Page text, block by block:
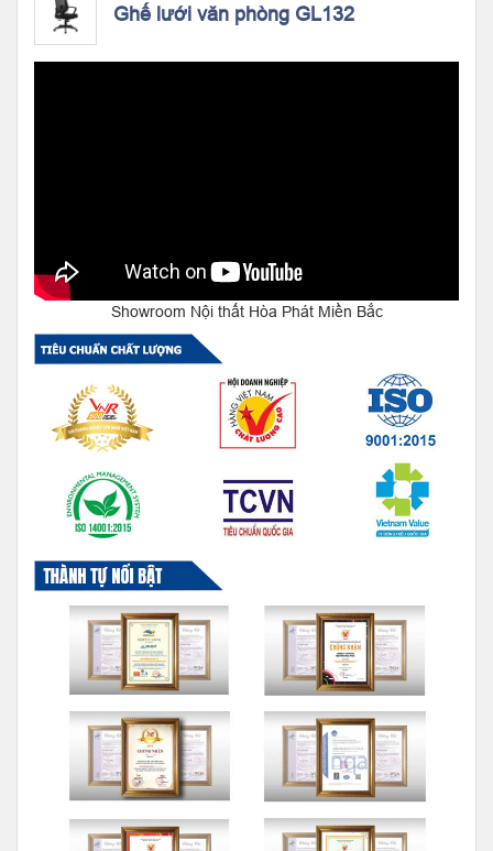
Ghế lưới văn phòng GL132
Showroom Nội thất Hòa Phát Miền Bắc